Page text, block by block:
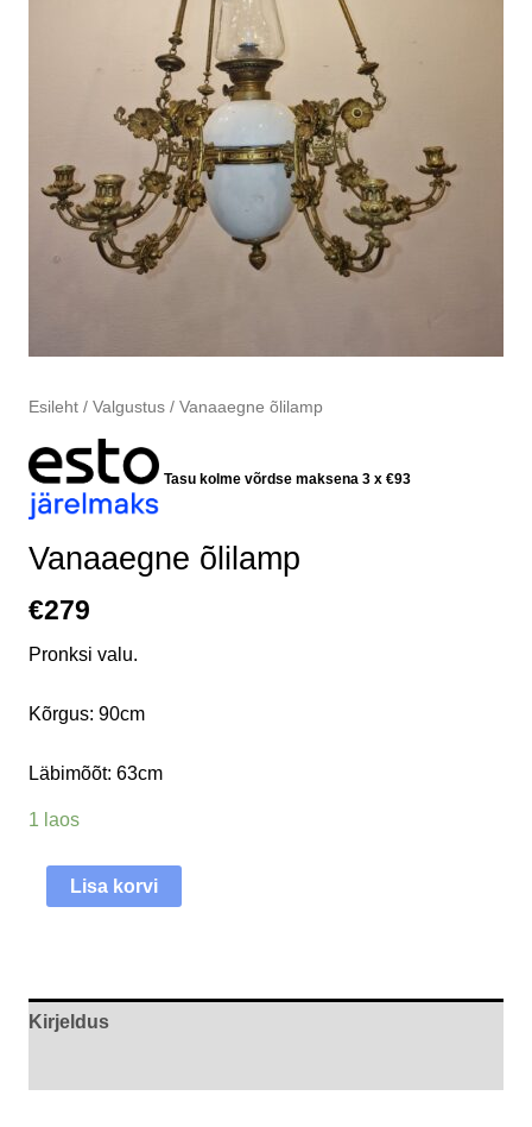
Esileht/ Valgustus/ Vanaaegne õlilamp
Tasu kolme võrdse maksena 3 x €93
Vanaaegne õlilamp
€279
Pronksi valu.
Kõrgus: 90cm
Läbimõõt: 63cm
1 laos
Lisa korvi
Kirjeldus